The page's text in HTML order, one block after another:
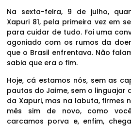
Na sexta-feira, 9 de julho,
Xapuri 81, pela primeira vez em
para cuidar de tudo. Foi uma
agoniado com os rumos da
que o Brasil enfrentava. Não
sabia que era o fim.
Hoje, cá estamos nós, sem as
pautas do Jaime, sem o linguajar
da Xapuri, mas na labuta, firmes
mês sim de novo, como
carcamos porva e, enfim,